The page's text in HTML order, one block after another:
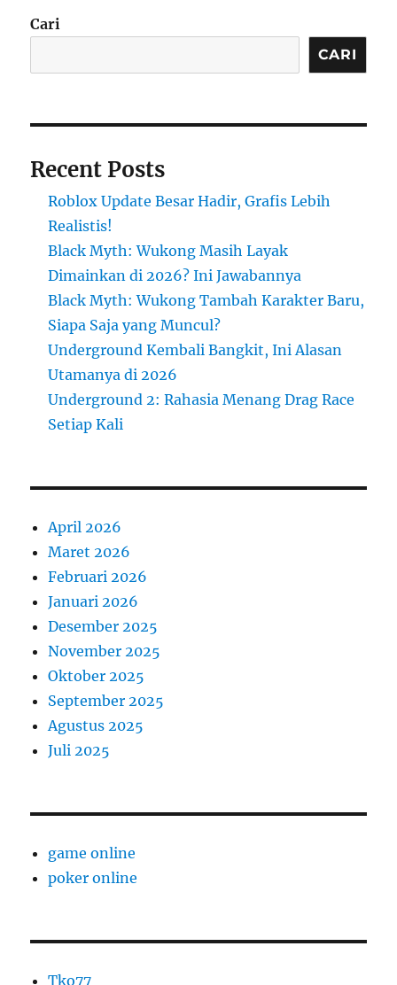
Cari
CARI
Recent Posts
Roblox Update Besar Hadir, Grafis Lebih
Realistis!
Black Myth: Wukong Masih Layak
Dimainkan di 2026? Ini Jawabannya
Black Myth: Wukong Tambah Karakter Baru,
Siapa Saja yang Muncul?
Underground Kembali Bangkit, Ini Alasan
Utamanya di 2026
Underground 2: Rahasia Menang Drag Race
Setiap Kali
April 2026
Maret 2026
Februari 2026
Januari 2026
Desember 2025
November 2025
Oktober 2025
September 2025
Agustus 2025
Juli 2025
game online
poker online
Tko77